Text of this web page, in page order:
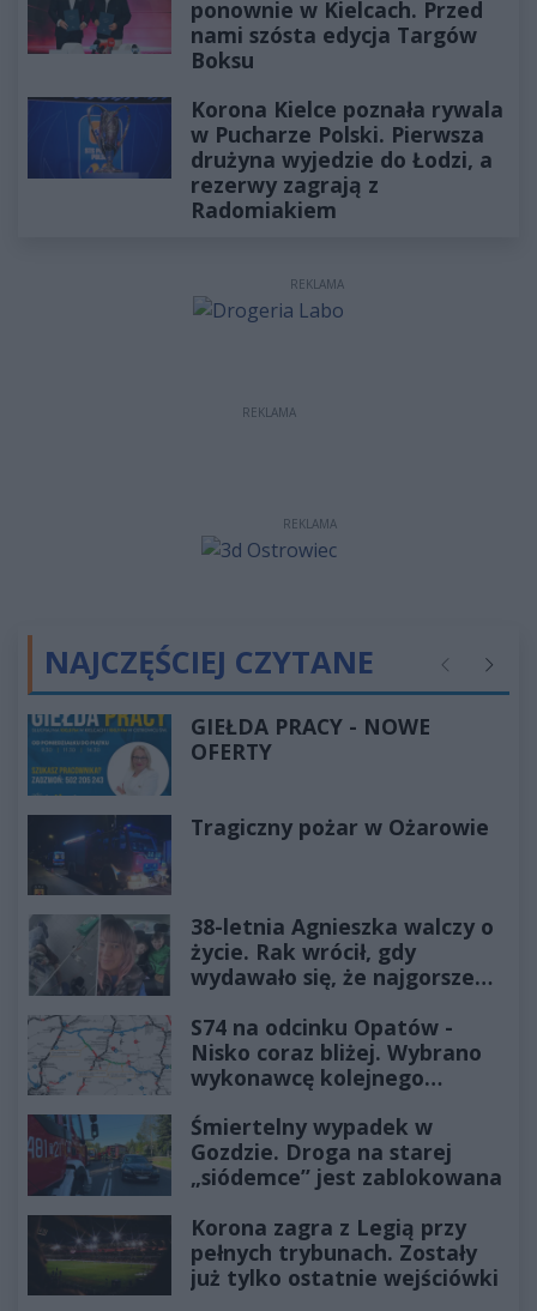
ponownie w Kielcach. Przed
nami szósta edycja Targów
Boksu
Korona Kielce poznała rywala
w Pucharze Polski. Pierwsza
drużyna wyjedzie do Łodzi, a
rezerwy zagrają z
Radomiakiem
REKLAMA
REKLAMA
REKLAMA
NAJCZĘŚCIEJ CZYTANE Poprzednie
GIEŁDA PRACY - NOWE
OFERTY
Tragiczny pożar w Ożarowie
38-letnia Agnieszka walczy o
życie. Rak wrócił, gdy
wydawało się, że najgorsze
S74 na odcinku Opatów -
Nisko coraz bliżej. Wybrano
wykonawcę kolejnego
Śmiertelny wypadek w
Gozdzie. Droga na starej
„siódemce” jest zablokowana
Korona zagra z Legią przy
pełnych trybunach. Zostały
już tylko ostatnie wejściówki